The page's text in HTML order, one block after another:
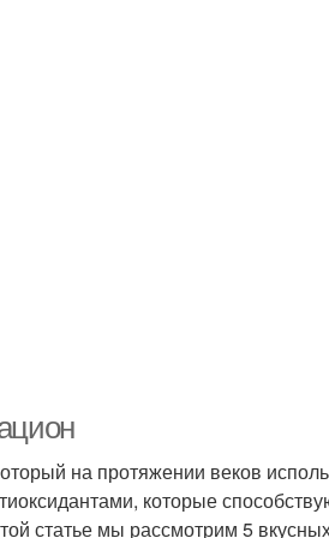
на протяжении веков
которые
статье мы рассмотрим 5